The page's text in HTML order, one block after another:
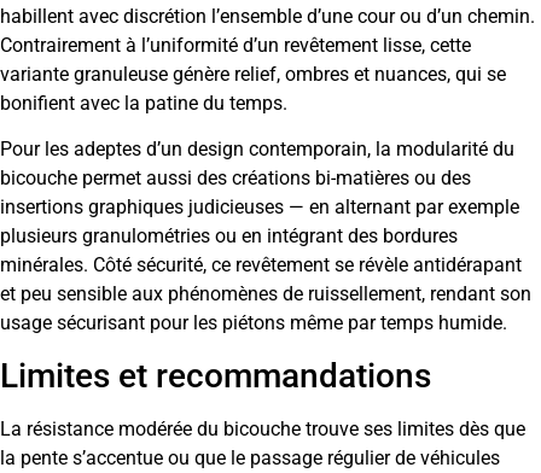
habillent avec discrétion l’ensemble d’une cour ou d’un chemin.
Contrairement à l’uniformité d’un revêtement lisse, cette
variante granuleuse génère relief, ombres et nuances, qui se
bonifient avec la patine du temps.
Pour les adeptes d’un design contemporain, la modularité du
bicouche permet aussi des créations bi-matières ou des
insertions graphiques judicieuses — en alternant par exemple
plusieurs granulométries ou en intégrant des bordures
minérales. Côté sécurité, ce revêtement se révèle antidérapant
et peu sensible aux phénomènes de ruissellement, rendant son
usage sécurisant pour les piétons même par temps humide.
Limites et recommandations
La résistance modérée du bicouche trouve ses limites dès que
la pente s’accentue ou que le passage régulier de véhicules